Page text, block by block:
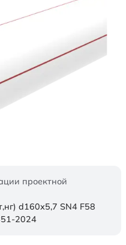
проектной
d160х5,7 SN4 F58
2024